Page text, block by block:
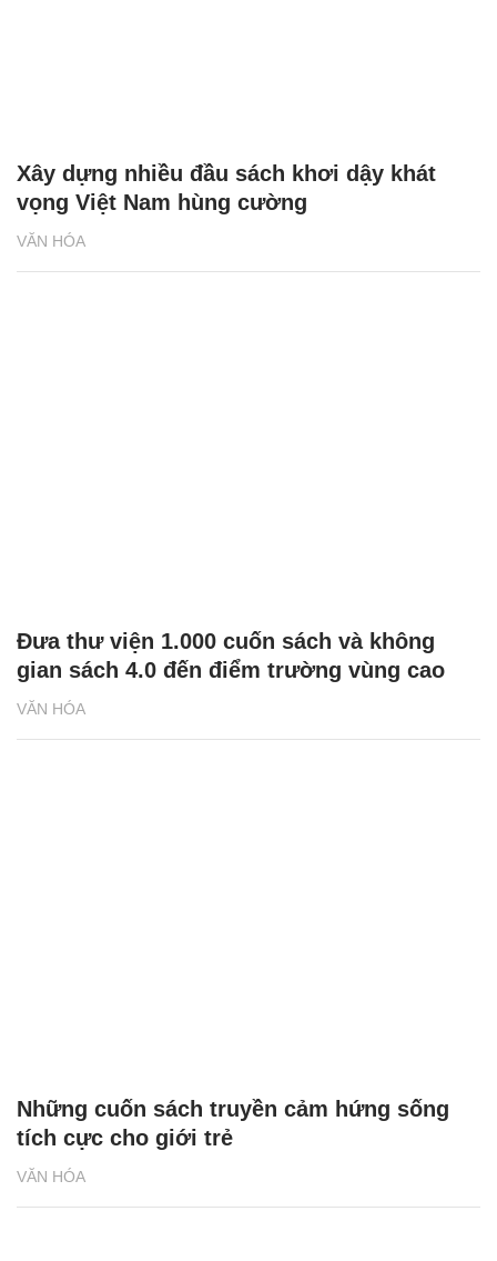
VĂN HÓA
Xây dựng nhiều đầu sách khơi dậy khát
vọng Việt Nam hùng cường
VĂN HÓA
Đưa thư viện 1.000 cuốn sách và không
gian sách 4.0 đến điểm trường vùng cao
VĂN HÓA
Những cuốn sách truyền cảm hứng sống
tích cực cho giới trẻ